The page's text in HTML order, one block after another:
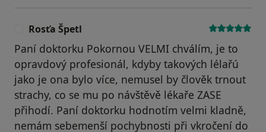
Rosťa Špetl
Paní doktorku Pokornou VELMI chválím, je to
opravdový profesionál, kdyby takových lélařú
jako je ona bylo více, nemusel by člověk trnout
strachy, co se mu po návštěvě lékaře ZASE
přihodí. Paní doktorku hodnotím velmi kladně,
nemám sebemenší pochybnosti při vkročení do